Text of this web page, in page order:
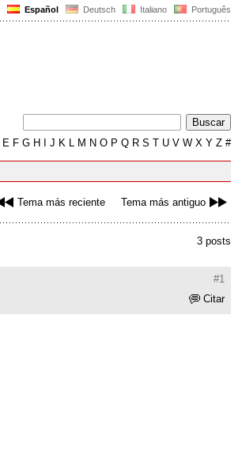
Español Deutsch Italiano Português
E F G H J K L M N O P Q R S T U V W X Y Z #
Tema más reciente Tema más antiguo
3 posts
#1
Citar